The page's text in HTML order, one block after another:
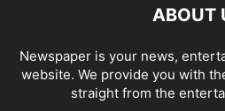
ABOUT
Newspaper is your news,
website. We provide you with
straight from the